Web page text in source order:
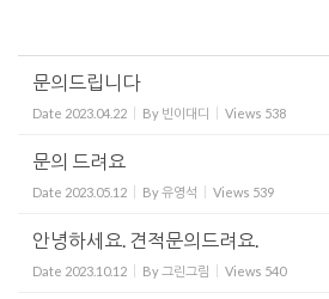
문의드립니다
Date 2023.04.22 By 빈이대디 Views 538
문의 드려요
Date 2023.05.12 By유영석 Views 539
안녕하세요. 견적문의드려요.
Date 2023.10.12 By 그린그림 Views 540